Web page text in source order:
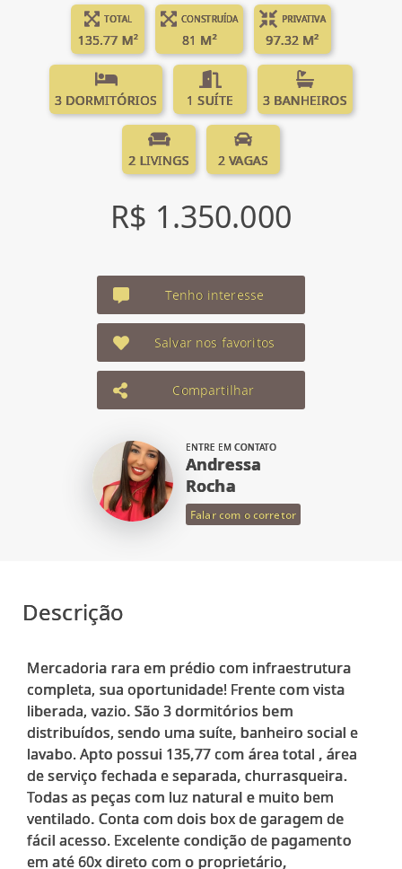
TOTAL
135.77 M²
CONSTRUÍDA
81 M²
PRIVATIVA
97.32 M²
3 DORMITÓRIOS 1 SUÍTE 3 BANHEIROS
2 LIVINGS 2 VAGAS
R$ 1.350.000
Tenho interesse
Salvar nos favoritos
Compartilhar
ENTRE EM CONTATO
Andressa
Rocha
Falar com o corretor
Descrição
Mercadoria rara em prédio com infraestrutura
completa, sua oportunidade! Frente com vista
liberada, vazio. São 3 dormitórios bem
distribuídos, sendo uma suíte, banheiro social e
lavabo. Apto possui 135,77 com área total , área
de serviço fechada e separada, churrasqueira.
Todas as peças com luz natural e muito bem
ventilado. Conta com dois box de garagem de
fácil acesso. Excelente condição de pagamento
em até 60x direto com o proprietário,